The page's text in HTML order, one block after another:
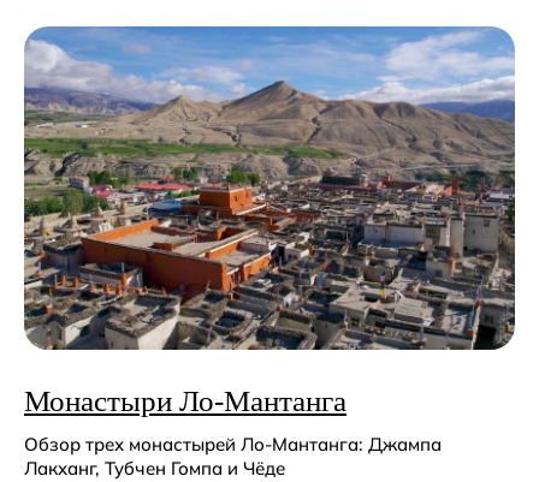
Монастыри Ло-Мантанга
Обзор трех монастырей Ло-Мантанга: Джампа
Лакханг, Тубчен Гомпа и Чёде